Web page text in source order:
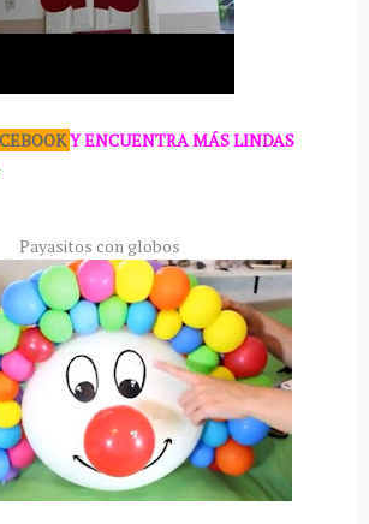
Y ENCUENTRA MÁS LINDAS
Payasitos con globos